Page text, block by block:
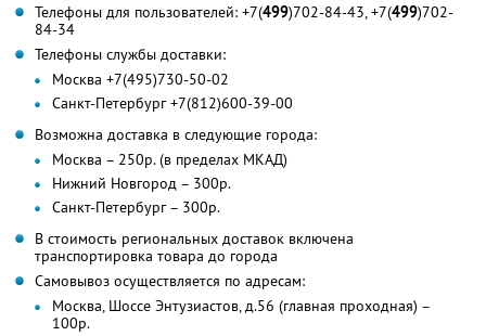
Телефоны для пользователей: +7(499)702-84-43, +7(499)702-
84-34
Телефоны службы доставки:
Москва +7(495)730-50-02
Санкт-Петербург +7(812)600-39-00
Возможна доставка в следующие города:
Москва – 250р. (в пределах МКАД)
Нижний Новгород – 300р.
Санкт-Петербург – 300р.
В стоимость региональных доставок включена
транспортировка товара до города
Самовывоз осуществляется по адресам:
Москва, Шоссе Энтузиастов, д.56 (главная проходная) –
100р.